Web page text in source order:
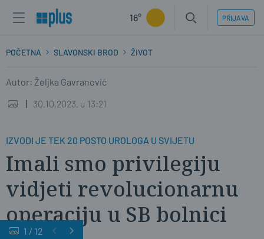
16° PRIJAVA
POČETNA SLAVONSKI BROD ŽIVOT
Autor: Željka Gavranović
30.10.2023. u 13:21
IZVODI JE TEK 20 POSTO UROLOGA U SVIJETU
Imali smo privilegiju
vidjeti revolucionarnu
operaciju u SB bolnici
1 / 12